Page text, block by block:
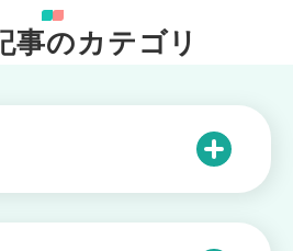
事のカテゴリ